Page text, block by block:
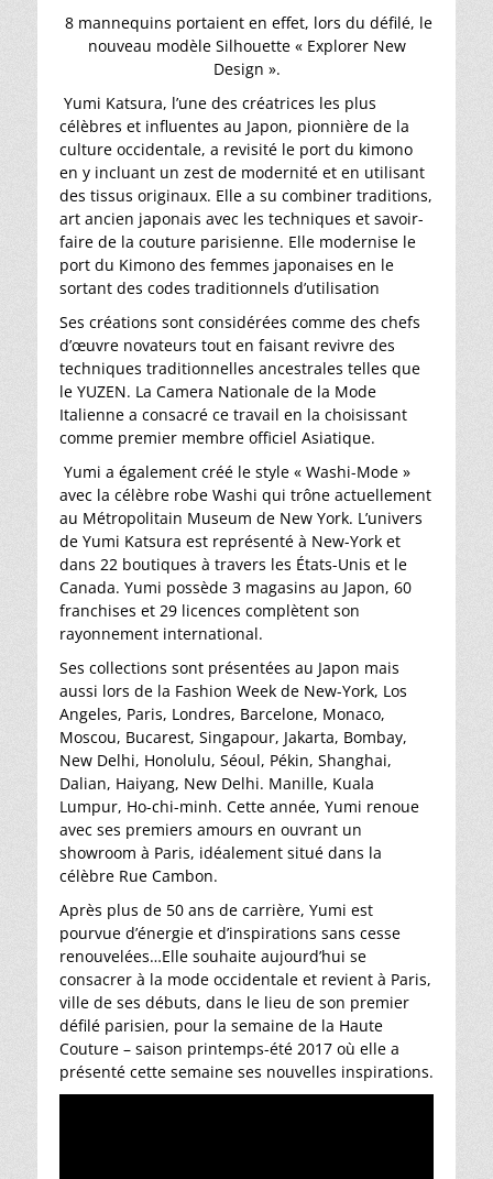
8 mannequins portaient en effet, lors du défilé, le
nouveau modèle Silhouette « Explorer New
Design ».
Yumi Katsura, l’une des créatrices les plus
célèbres et influentes au Japon, pionnière de la
culture occidentale, a revisité le port du kimono
en y incluant un zest de modernité et en utilisant
des tissus originaux. Elle a su combiner traditions,
art ancien japonais avec les techniques et savoir-
faire de la couture parisienne. Elle modernise le
port du Kimono des femmes japonaises en le
sortant des codes traditionnels d’utilisation
Ses créations sont considérées comme des chefs
d’œuvre novateurs tout en faisant revivre des
techniques traditionnelles ancestrales telles que
le YUZEN. La Camera Nationale de la Mode
Italienne a consacré ce travail en la choisissant
comme premier membre officiel Asiatique.
Yumi a également créé le style « Washi-Mode »
avec la célèbre robe Washi qui trône actuellement
au Métropolitain Museum de New York. L’univers
de Yumi Katsura est représenté à New-York et
dans 22 boutiques à travers les États-Unis et le
Canada. Yumi possède 3 magasins au Japon, 60
franchises et 29 licences complètent son
rayonnement international.
Ses collections sont présentées au Japon mais
aussi lors de la Fashion Week de New-York, Los
Angeles, Paris, Londres, Barcelone, Monaco,
Moscou, Bucarest, Singapour, Jakarta, Bombay,
New Delhi, Honolulu, Séoul, Pékin, Shanghai,
Dalian, Haiyang, New Delhi. Manille, Kuala
Lumpur, Ho-chi-minh. Cette année, Yumi renoue
avec ses premiers amours en ouvrant un
showroom à Paris, idéalement situé dans la
célèbre Rue Cambon.
Après plus de 50 ans de carrière, Yumi est
pourvue d’énergie et d’inspirations sans cesse
renouvelées…Elle souhaite aujourd’hui se
consacrer à la mode occidentale et revient à Paris,
ville de ses débuts, dans le lieu de son premier
défilé parisien, pour la semaine de la Haute
Couture – saison printemps-été 2017 où elle a
présenté cette semaine ses nouvelles inspirations.